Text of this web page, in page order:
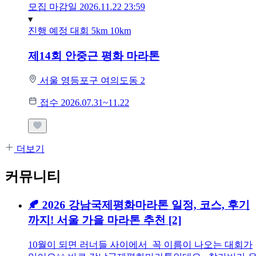
모집 마감일 2026.11.22 23:59
진행 예정 대회 5km 10km
제14회 안중근 평화 마라톤
서울 영등포구 여의도동 2
접수 2026.07.31~11.22
더보기
커뮤니티
🍂 2026 강남국제평화마라톤 일정, 코스, 후기
까지! 서울 가을 마라톤 추천 [2]
10월이 되면 러너들 사이에서 꼭 이름이 나오는 대회가